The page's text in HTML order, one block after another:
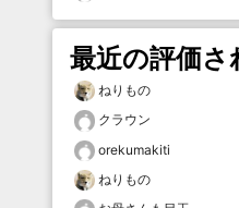
最近の評価さ
ねりもの
クラウン
orekumakiti
ねりもの